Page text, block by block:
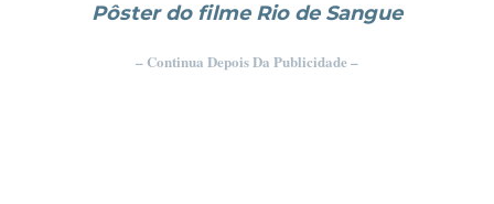
Pôster do filme Rio de Sangue
– Continua Depois Da Publicidade –